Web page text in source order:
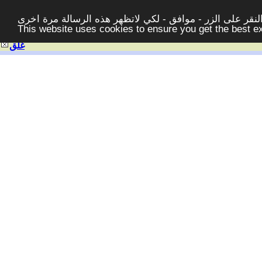
على الزر - موافق - لكي لاتظهر هذه الرسالة مرة اخرى -
This website uses cookies to ensure you get the best
غلق